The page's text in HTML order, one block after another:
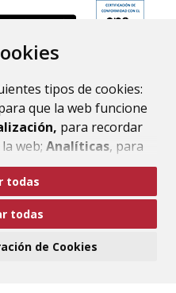
tipos de cookies:
que la web funcione
para recordar
web; Analíticas, para
la web y sus servicios.
“Aceptar todas”
uso. Si pulsa el botón
las cookies técnicas
todas
todas
de Cookies